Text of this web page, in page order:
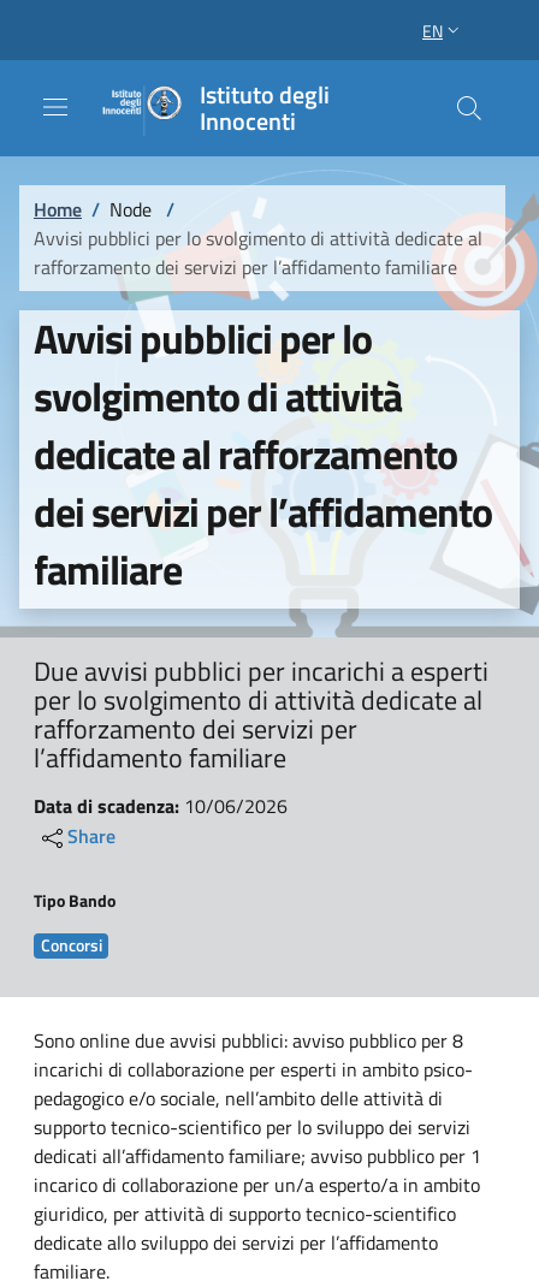
LANGUAGE
EN
Istituto degli
Innocenti
Breadcrumb
Home / Node /
Avvisi pubblici per lo svolgimento di attività dedicate al
rafforzamento dei servizi per l’affidamento familiare
Avvisi pubblici per lo
svolgimento di attività
dedicate al rafforzamento
dei servizi per l’affidamento
familiare
Due avvisi pubblici per incarichi a esperti
per lo svolgimento di attività dedicate al
rafforzamento dei servizi per
l’affidamento familiare
Data di scadenza: 10/06/2026
Share
Tipo Bando
Concorsi
Sono online due avvisi pubblici: avviso pubblico per 8
incarichi di collaborazione per esperti in ambito psico-
pedagogico e/o sociale, nell’ambito delle attività di
supporto tecnico-scientifico per lo sviluppo dei servizi
dedicati all’affidamento familiare; avviso pubblico per 1
incarico di collaborazione per un/a esperto/a in ambito
giuridico, per attività di supporto tecnico-scientifico
dedicate allo sviluppo dei servizi per l’affidamento
familiare.